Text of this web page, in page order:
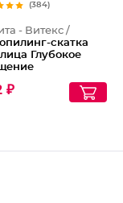
(384)
- Витекс /
скатка
Глубокое
₽